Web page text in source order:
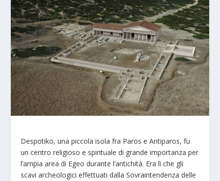
Despotiko, una piccola isola fra Paros e Antiparos, fu
un centro religioso e spirituale di grande importanza per
l’ampia area di Egeo durante l’antichità. Era lì che gli
scavi archeologici effettuati dalla Sovraintendenza delle